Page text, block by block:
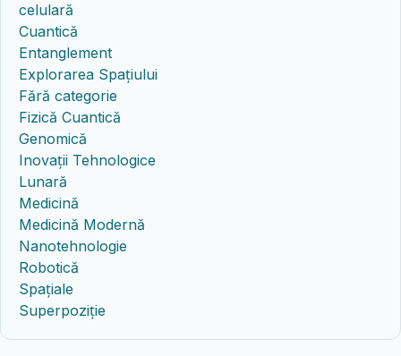
celulară
Cuantică
Entanglement
Explorarea Spațiului
Fără categorie
Fizică Cuantică
Genomică
Inovații Tehnologice
Lunară
Medicină
Medicină Modernă
Nanotehnologie
Robotică
Spațiale
Superpoziție